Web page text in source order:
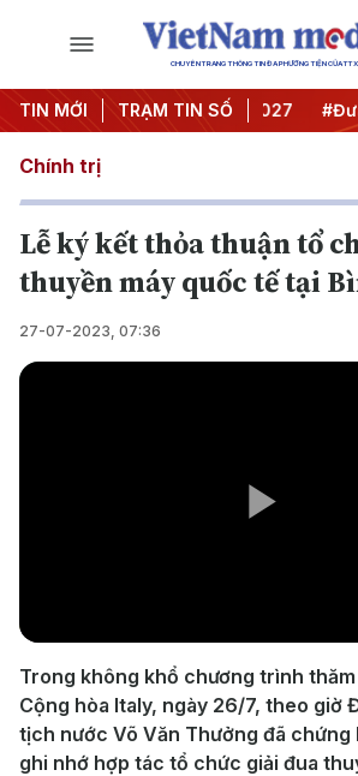
CHUYÊN TRANG THÔNG TIN ĐA PHƯƠNG TIỆN CỦA
TIN MỚI TRẠM TIN SỐ
Trung ương 3 #APEC 2027 #Đưa
Chính trị
Lễ ký kết thỏa thuận tổ
thuyền máy quốc tế tại
27-07-2023, 07:36
Trong không khổ chương trình
Cộng hòa Italy, ngày 26/7, theo giờ
tịch nước Võ Văn Thưởng đã chứng
ghi nhớ hợp tác tổ chức giải đua